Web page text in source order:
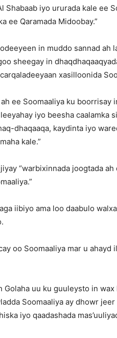
Shabaab iyo ururada kale ee
ee Qaramada Midoobay.”
in muddo sannad ah
sheegay in
xasilloonida
ee Soomaaliya ku boorrisay
iyo beesha caalamka
dhaqaaqa, kaydinta iyo
kale.”
“warbixinnada joogtada
iibiyo ama loo daabulo
oo Soomaaliya mar u ahayd
Golaha uu ku guuleysto in wax
Soomaaliya ay dhowr jeer
iyo qaadashada